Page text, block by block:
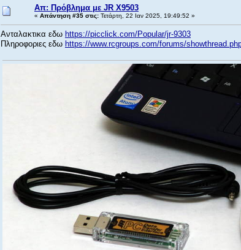
Απ: Πρόβλημα με JR X9503
« Απάντηση #35 στις: Τετάρτη, 22 Ιαν 2025, 19:49:52 »
Ανταλακτικα εδω https://picclick.com/Popular/jr-9303
Πληροφοριες εδω https://www.rcgroups.com/forums/